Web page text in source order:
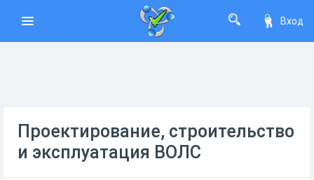
Вход
Проектирование, строительство
и эксплуатация ВОЛС